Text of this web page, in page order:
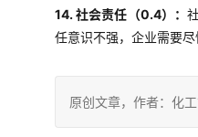
14. 社会责任（0.4）：
任意识不强，企业需要
原创文章，作者：化